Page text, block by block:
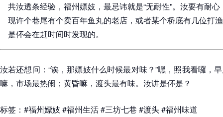
共汝透条经验，福州嫖妓，最忌讳就是“无耐性”。汝要有耐
现许个巷尾有个卖百年鱼丸的老店，或者某个桥底有几位打
是伓会在赶时间时发现的。
汝若还想问：“诶，那嫖妓什么时候最对味？”嘿，照我看囉，
嘛，市场最热闹；黄昏嘛，渡头最有味。汝讲是伓是？
标签：#福州嫖妓 #福州生活 #三坊七巷 #渡头 #福州味道